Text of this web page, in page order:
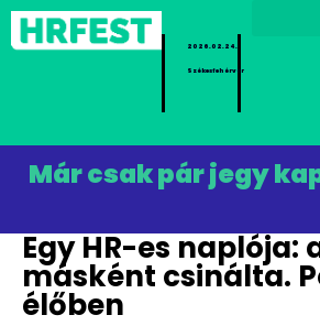
2026.02.24.
Székesfehérvár
Már csak pár jegy
Egy HR-es naplója:
másként csinálta.
élőben